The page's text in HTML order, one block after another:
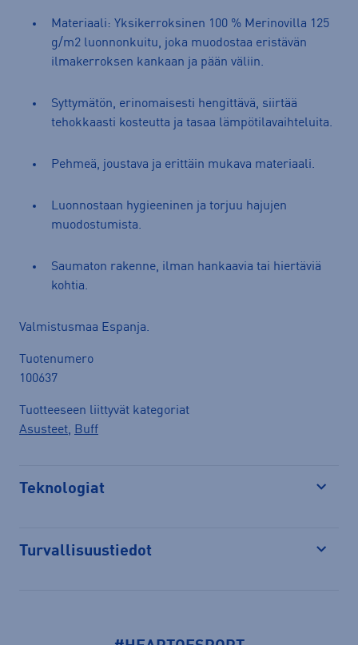
Materiaali: Yksikerroksinen 100 % Merinovilla 125
g/m2 luonnonkuitu, joka muodostaa eristävän
ilmakerroksen kankaan ja pään väliin.
Syttymätön, erinomaisesti hengittävä, siirtää
tehokkaasti kosteutta ja tasaa lämpötilavaihteluita.
Pehmeä, joustava ja erittäin mukava materiaali.
Luonnostaan hygieeninen ja torjuu hajujen
muodostumista.
Saumaton rakenne, ilman hankaavia tai hiertäviä
kohtia.
Valmistusmaa Espanja.
Tuotenumero
100637
Tuotteeseen liittyvät kategoriat
Asusteet, Buff
Teknologiat
Turvallisuustiedot